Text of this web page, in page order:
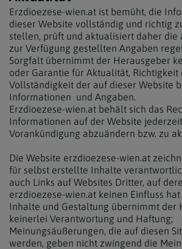
Erzdioezese-wien.at ist bemüht, die
dieser Website vollständig und richtig
stellen, prüft und aktualisiert daher die
zur Verfügung gestellten Angaben
Sorgfalt übernimmt der Herausgeber
oder Garantie für Aktualität, Richtigkeit
Vollständigkeit der auf dieser Website
Informationen und Angaben.
Erzdioezese-wien.at behält sich das
Informationen auf der Website
Vorankündigung abzuändern bzw. zu
Die Website erzdioezese-wien.at
für selbst erstellte Inhalte
auch Links auf Websites Dritter, auf
erzdioezese-wien.at keinen Einfluss
Inhalte und Gestaltung übernimmt der
keinerlei Verantwortung und Haftung;
Meinungsäußerungen, die auf diesen
werden, geben nicht zwingend die